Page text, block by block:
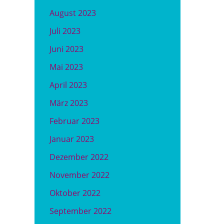
August 2023
Juli 2023
Juni 2023
Mai 2023
April 2023
März 2023
Februar 2023
Januar 2023
Dezember 2022
November 2022
Oktober 2022
September 2022